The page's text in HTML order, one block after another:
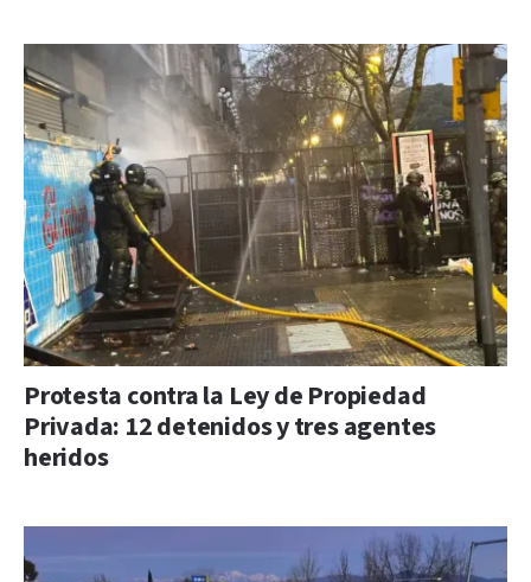
Protesta contra la Ley de Propiedad
Privada: 12 detenidos y tres agentes
heridos